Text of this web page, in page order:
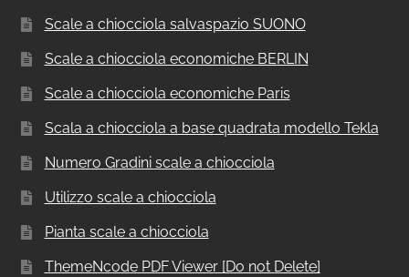
Scale a chiocciola salvaspazio SUONO
Scale a chiocciola economiche BERLIN
Scale a chiocciola economiche Paris
Scala a chiocciola a base quadrata modello Tekla
Numero Gradini scale a chiocciola
Utilizzo scale a chiocciola
Pianta scale a chiocciola
ThemeNcode PDF Viewer [Do not Delete]